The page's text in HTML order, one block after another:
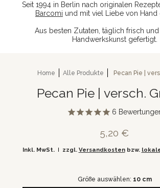
Seit 1994 in Berlin nach originalen
Barcomi und mit viel Liebe von Hand
Aus besten Zutaten, täglich frisch
Handwerkskunst gefertigt.
Home Alle Produkte Pecan Pie |
Pecan Pie | versch.
6
5,20 €
Inkl. MwSt. zzgl. Versandkostenbzw.
Größe auswählen: 10 cm